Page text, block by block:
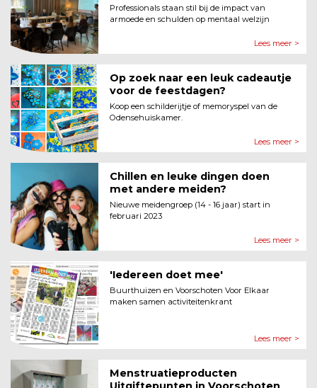
Professionals staan stil bij de impact van
armoede en schulden op mentaal welzijn
Lees meer >
Op zoek naar een leuk cadeautje
voor de feestdagen?
Koop een schilderijtje of memoryspel van de
Odensehuiskamer.
Lees meer >
Chillen en leuke dingen doen
met andere meiden?
Nieuwe meidengroep (14 - 16 jaar) start in
februari 2023
Lees meer >
'Iedereen doet mee'
Buurthuizen en Voorschoten Voor Elkaar
maken samen activiteitenkrant
Lees meer >
Menstruatieproducten